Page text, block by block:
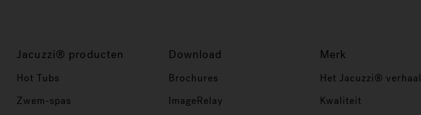
Jacuzzi® producten
Hot Tubs
Zwem-spas
Download
Brochures
ImageRelay
Merk
Het Jacuzzi® verhaal
Kwaliteit